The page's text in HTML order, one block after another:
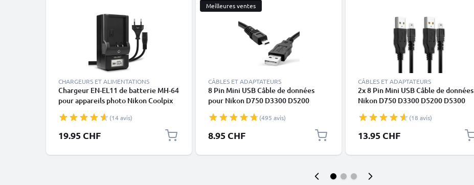
CHARGEURS ET ALIMENTATIONS
Chargeur EN-EL11 de batterie MH-64
pour appareils photo Nikon Coolpix
(14 avis)
19.95 CHF
Meilleures ventes
CÂBLES ET ADAPTATEURS
8 Pin Mini USB Câble de données
pour Nikon D750 D3300 D5200
3200 5600
(495 avis)
8.95 CHF
CÂBLES ET ADAPTATEURS
2x 8 Pin Mini USB Câble de données
Nikon D750 D3300 D5200 D5300
5600
(18 avis)
13.95 CHF